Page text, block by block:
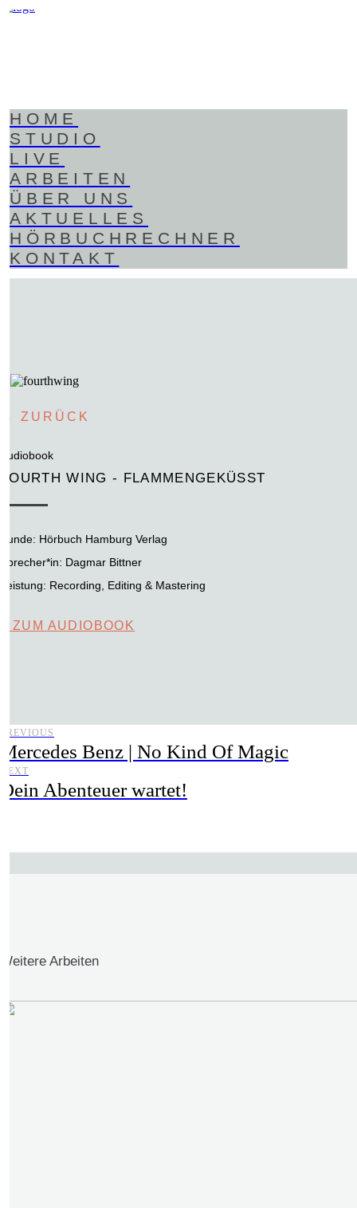
HOME
STUDIO
LIVE
ARBEITEN
ÜBER UNS
AKTUELLES
HÖRBUCHRECHNER
KONTAKT
← ZURÜCK
Audiobook
FOURTH WING - FLAMMENGEKÜSST
Kunde: Hörbuch Hamburg Verlag
Sprecher*in: Dagmar Bittner
Leistung: Recording, Editing & Mastering
+ ZUM AUDIOBOOK
PREVIOUS
Mercedes Benz | No Kind Of Magic
NEXT
Dein Abenteuer wartet!
Weitere Arbeiten